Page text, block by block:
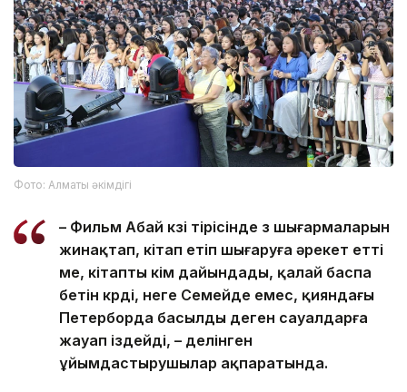
Фото: Алматы әкімдігі
– Фильм Абай көзі тірісінде өз шығармаларын
жинақтап, кітап етіп шығаруға әрекет етті
ме, кітапты кім дайындады, қалай баспа
бетін көрді, неге Семейде емес, қияндағы
Петерборда басылды деген сауалдарға
жауап іздейді, – делінген
ұйымдастырушылар ақпаратында.